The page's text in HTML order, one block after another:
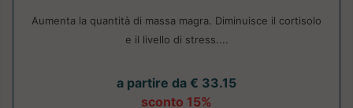
Aumenta la quantità di massa magra. Diminuisce il cortisolo
e il livello di stress....
a partire da € 33.15
sconto 15%